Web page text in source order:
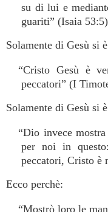
su di lui e
guariti” (Isaia
Solamente di Gesù si
“Cristo Gesù è
peccatori” (I
Solamente di Gesù si
“Dio invece
per noi in
peccatori, Cristo è
Ecco perchè:
“Mostrò loro le